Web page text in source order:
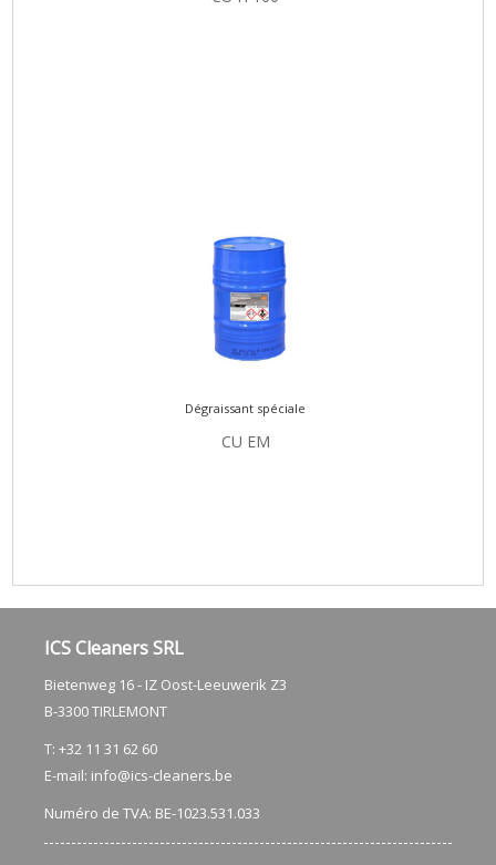
Dégraissant spéciale
CU EM
ICS Cleaners SRL
Bietenweg 16 - IZ Oost-Leeuwerik Z3
​B-3300 TIRLEMONT
T: +32 11 31 62 60
E-mail: info@ics-cleaners.be
Numéro de TVA: BE-1023.531.033